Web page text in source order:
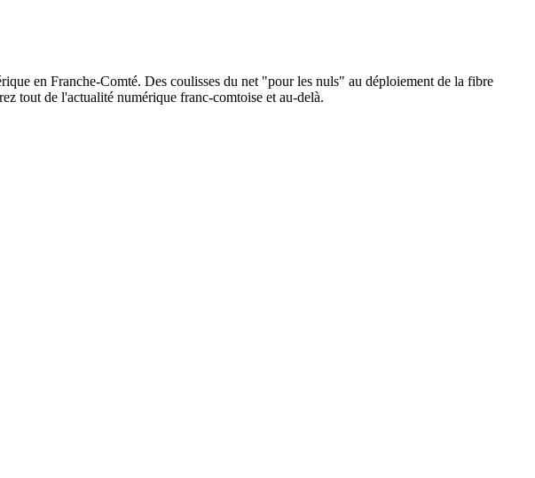
en Franche-Comté. Des coulisses du net "pour les nuls" au déploiement de la fibre
tout de l'actualité numérique franc-comtoise et au-delà.